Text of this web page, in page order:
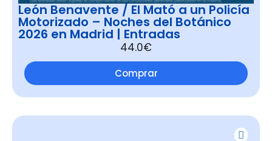
León Benavente / El Mató a un Policía
Motorizado – Noches del Botánico
2026 en Madrid | Entradas
44.0€
Comprar